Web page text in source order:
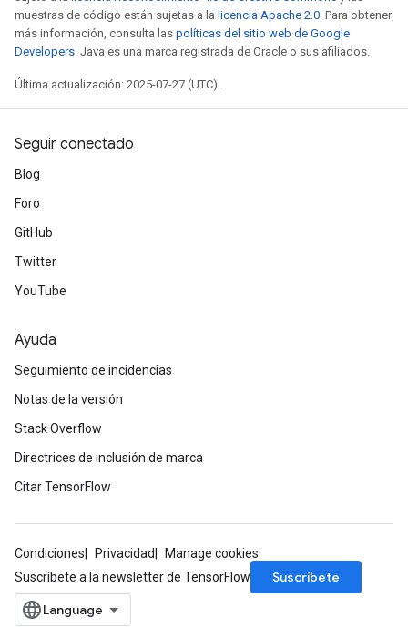
muestras de código están sujetas a la licencia Apache 2.0. Para obtener
más información, consulta las políticas del sitio web de Google
Developers. Java es una marca registrada de Oracle o sus afiliados.
Última actualización: 2025-07-27 (UTC).
Seguir conectado
Blog
Foro
GitHub
Twitter
YouTube
Ayuda
Seguimiento de incidencias
Notas de la versión
Stack Overflow
Directrices de inclusión de marca
Citar TensorFlow
Condiciones Privacidad
Manage cookies
Suscríbete a la newsletter de TensorFlow
Suscríbete